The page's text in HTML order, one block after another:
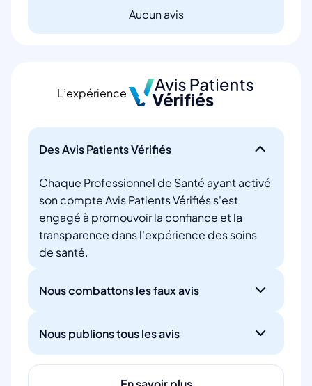
Aucun avis
L’expérience
Des Avis Patients Vérifiés
Chaque Professionnel de Santé ayant activé
son compte Avis Patients Vérifiés s'est
engagé à promouvoir la confiance et la
transparence dans l'expérience des soins
de santé.
Nous combattons les faux avis
Nous publions tous les avis